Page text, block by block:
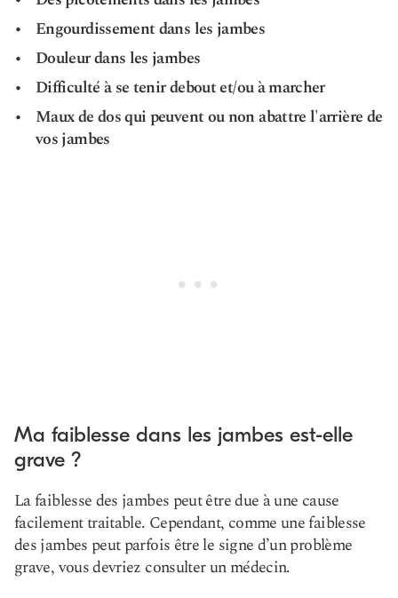
Engourdissement dans les jambes
Douleur dans les jambes
Difficulté à se tenir debout et/ou à marcher
Maux de dos qui peuvent ou non abattre l'arrière de
vos jambes
Ma faiblesse dans les jambes est-elle
grave ?
La faiblesse des jambes peut être due à une cause
facilement traitable. Cependant, comme une faiblesse
des jambes peut parfois être le signe d’un problème
grave, vous devriez consulter un médecin.